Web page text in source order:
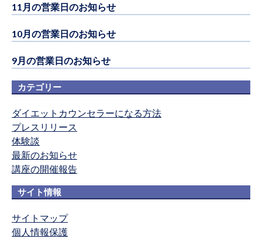
11月の営業日のお知らせ
10月の営業日のお知らせ
9月の営業日のお知らせ
カテゴリー
ダイエットカウンセラーになる方法
プレスリリース
体験談
最新のお知らせ
講座の開催報告
サイト情報
サイトマップ
個人情報保護